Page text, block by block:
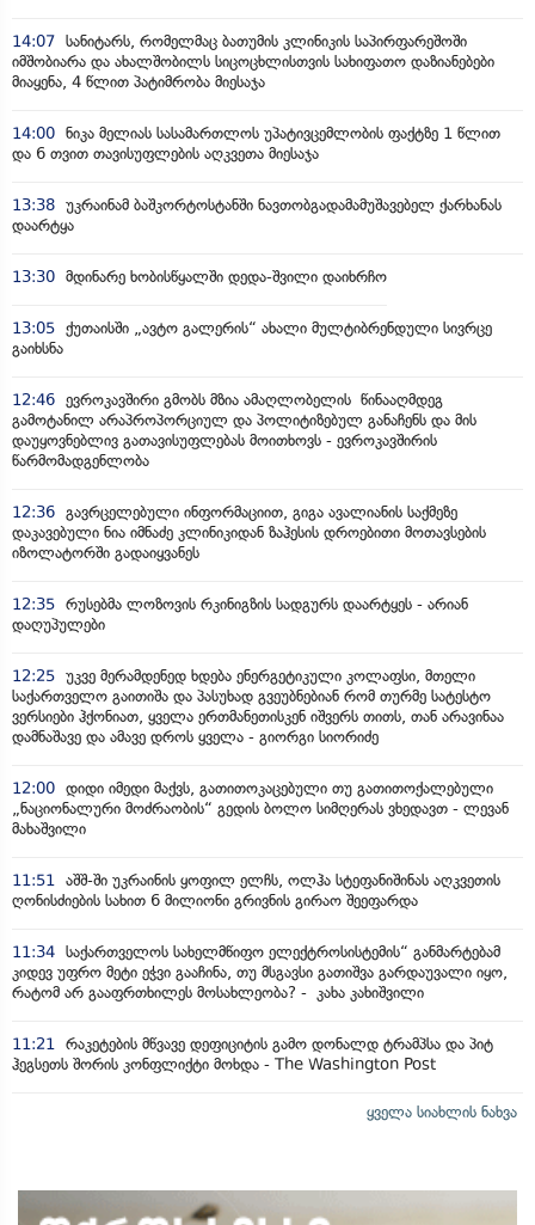
14:07 სანიტარს, რომელმაც ბათუმის კლინიკის საპირფარეშოში
იმშობიარა და ახალშობილს სიცოცხლისთვის სახიფათო დაზიანებები
მიაყენა, 4 წლით პატიმრობა მიესაჯა
14:00 ნიკა მელიას სასამართლოს უპატივცემლობის ფაქტზე 1 წლით
და 6 თვით თავისუფლების აღკვეთა მიესაჯა
13:38 უკრაინამ ბაშკორტოსტანში ნავთობგადამამუშავებელ ქარხანას
დაარტყა
13:30 მდინარე ხობისწყალში დედა-შვილი დაიხრჩო
13:05 ქუთაისში „ავტო გალერის“ ახალი მულტიბრენდული სივრცე
გაიხსნა
12:46 ევროკავშირი გმობს მზია ამაღლობელის წინააღმდეგ
გამოტანილ არაპროპორციულ და პოლიტიზებულ განაჩენს და მის
დაუყოვნებლივ გათავისუფლებას მოითხოვს - ევროკავშირის
წარმომადგენლობა
12:36 გავრცელებული ინფორმაციით, გიგა ავალიანის საქმეზე
დაკავებული ნია იმნაძე კლინიკიდან ზაჰესის დროებითი მოთავსების
იზოლატორში გადაიყვანეს
12:35 რუსებმა ლოზოვის რკინიგზის სადგურს დაარტყეს - არიან
დაღუპულები
12:25 უკვე მერამდენედ ხდება ენერგეტიკული კოლაფსი, მთელი
საქართველო გაითიშა და პასუხად გვეუბნებიან რომ თურმე სატესტო
ვერსიები ჰქონიათ, ყველა ერთმანეთისკენ იშვერს თითს, თან არავინაა
დამნაშავე და ამავე დროს ყველა - გიორგი სიორიძე
12:00 დიდი იმედი მაქვს, გათითოკაცებული თუ გათითოქალებული
„ნაციონალური მოძრაობის“ გედის ბოლო სიმღერას ვხედავთ - ლევან
მახაშვილი
11:51
აშშ-ში უკრაინის ყოფილ ელჩს, ოლჰა სტეფანიშინას აღკვეთის
ღონისძიების სახით 6 მილიონი გრივნის გირაო შეეფარდა
11:34 საქართველოს სახელმწიფო ელექტროსისტემის“ განმარტებამ
კიდევ უფრო მეტი ეჭვი გააჩინა, თუ მსგავსი გათიშვა გარდაუვალი იყო,
რატომ არ გააფრთხილეს მოსახლეობა? - კახა კახიშვილი
11:21
რაკეტების მწვავე დეფიციტის გამო დონალდ ტრამპსა და პიტ
ჰეგსეთს შორის კონფლიქტი მოხდა - The Washington Post
ყველა სიახლის ნახვა